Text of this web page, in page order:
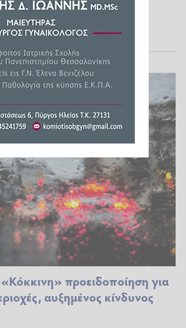
είναι στο «κόκκινο»
προειδοποίηση για
αυξημένος κίνδυνος